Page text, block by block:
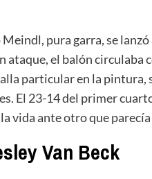
pura garra, se
el balón circulaba
particular en la pintura,
El 23-14 del primer
vida ante otro que
Van Beck